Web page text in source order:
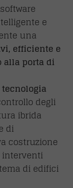
e
una
efficiente e
porta di
tecnologia
degli
ibrida
di
costruzione
di edifici